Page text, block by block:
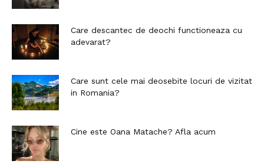
Care descantec de deochi functioneaza cu
adevarat?
Care sunt cele mai deosebite locuri de vizitat
in Romania?
Cine este Oana Matache? Afla acum